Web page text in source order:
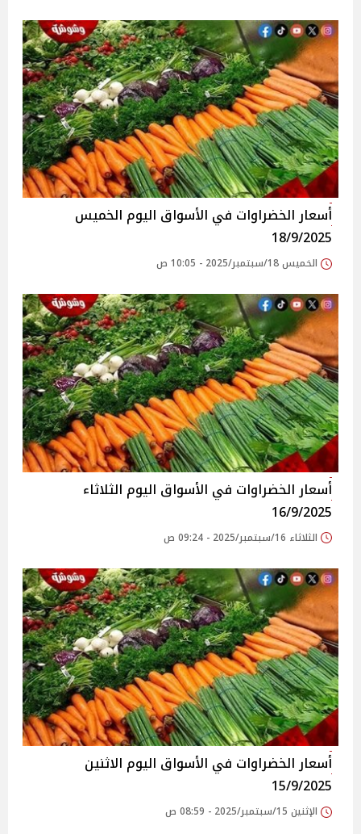
أسعار الخضراوات في الأسواق‎‎ اليوم الخميس
18/9/2025
الخميس 18/سبتمبر/2025 - 10:05 ص
أسعار الخضراوات في الأسواق‎‎ اليوم الثلاثاء
16/9/2025
الثلاثاء 16/سبتمبر/2025 - 09:24 ص
أسعار الخضراوات في الأسواق‎‎ اليوم الاثنين
15/9/2025
الإثنين 15/سبتمبر/2025 - 08:59 ص